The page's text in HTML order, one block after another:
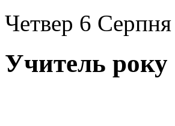
Четвер 6
Учитель року